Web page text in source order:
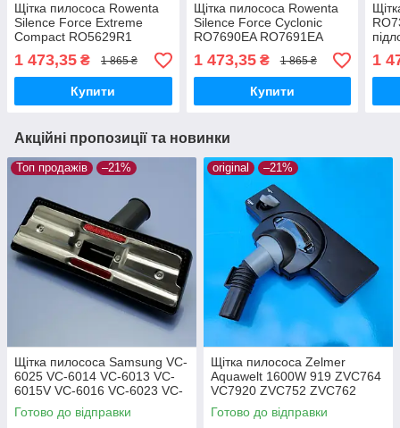
Щітка пилососа Rowenta
Silence Force Extreme
Compact RO5629R1
RO565111 RO5729EA
підлога/килим оригінал
1 473,35 ₴ 1 865 ₴
Купити
Щітка пилососа Rowenta
Silence Force Cyclonic
RO7690EA RO7691EA
RO7681EA RO7689EA
RO7634EA RO7649EA
підлога/килим оригінал
1 473,35₴ 1 865 ₴
Купити
1
Акційні пропозиції та новинки
Топ продажів –21%
Щітка пилососа Samsung VC-
6025 VC-6014 VC-6013 VC-
6015V VC-6016 VC-6023 VC-
6024 для ламіната паркета
Готово до відправки
original –21%
Щітка пилососа Zelmer
Aquawelt 1600W 919 ZVC764
VC7920 ZVC752 ZVC762
ZVC763 Aquos 829 ZVC722
Aquario 819 ZVC712 оригінал
Готово до відправки